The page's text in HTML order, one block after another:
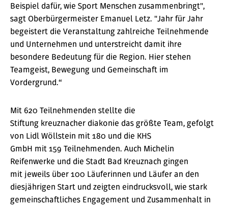
Beispiel dafür, wie Sport Menschen zusammenbringt",
sagt Oberbürgermeister Emanuel Letz. "Jahr für Jahr
begeistert die Veranstaltung zahlreiche Teilnehmende
und Unternehmen und unterstreicht damit ihre
besondere Bedeutung für die Region. Hier stehen
Teamgeist, Bewegung und Gemeinschaft im
Vordergrund.“
Mit 620 Teilnehmenden stellte die
Stiftung kreuznacher diakonie das größte Team, gefolgt
von Lidl Wöllstein mit 180 und die KHS
GmbH mit 159 Teilnehmenden. Auch Michelin
Reifenwerke und die Stadt Bad Kreuznach gingen
mit jeweils über 100 Läuferinnen und Läufer an den
diesjährigen Start und zeigten eindrucksvoll, wie stark
gemeinschaftliches Engagement und Zusammenhalt in